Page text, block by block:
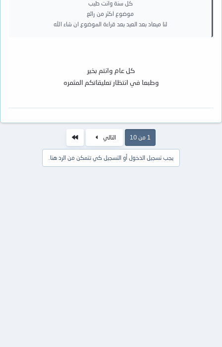
كل سنة وانت طيب
موضوع اكثر من رائع
لنا ميعاد بعد العيد بعد قراءة الموضوع ان شاء الله
كل عام وانتم بخير
وطبعا في انتظار تعليقاتكم المثمره
1 من 10 التالي
يجب تسجيل الدخول أو التسجيل كي تتمكن من الرد هنا.